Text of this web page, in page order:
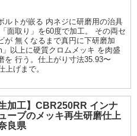
ルトが嵌る 内ネジに研磨用の治具
面取り」を60度で加工。 その両セ
が 無くなるまで真円に下研磨加
以上に硬質クロムメッキ を肉盛
を 行う。仕上がり寸法35.93〜
上げまで。
生加工】CBR250RR インナ
ーブのメッキ再生研磨仕上
良県